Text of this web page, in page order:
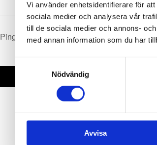
Vi använder enhetsidentifierare för
sociala medier och analysera vår
till de sociala medier och annons-
med annan information som du har
Nödvändig
Avvisa
Ping Demodag
© 2023 -